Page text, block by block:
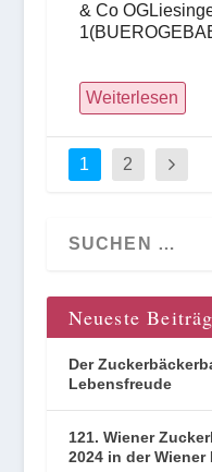
& Co
Weiterlesen
1 2
Neueste
Der
Lebensfreude
121. Wiener
2024 in der Wiener